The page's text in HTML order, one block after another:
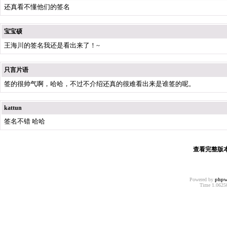
还真看不懂他们的签名
宝宝硕
王海川的签名我还是看出来了！~
只言片语
签的很帅气啊，哈哈，不过不介绍还真的很难看出来是谁签的呢。
kattun
签名不错 哈哈
查看完整版
Powered by
Time